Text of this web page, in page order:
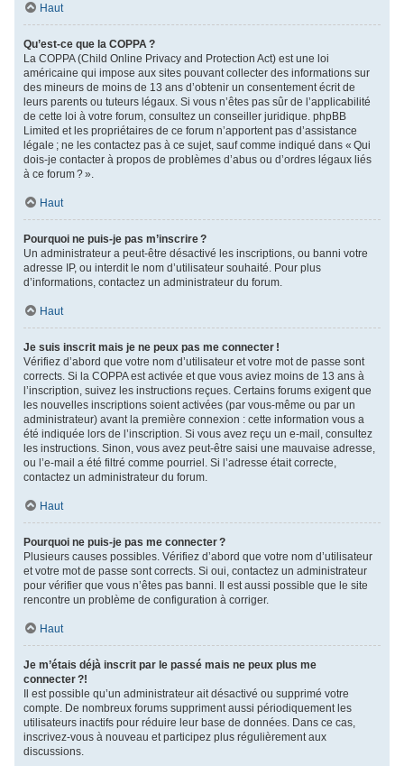
Haut
Qu’est-ce que la COPPA ?
La COPPA (Child Online Privacy and Protection Act) est une loi
américaine qui impose aux sites pouvant collecter des informations sur
des mineurs de moins de 13 ans d’obtenir un consentement écrit de
leurs parents ou tuteurs légaux. Si vous n’êtes pas sûr de l’applicabilité
de cette loi à votre forum, consultez un conseiller juridique. phpBB
Limited et les propriétaires de ce forum n’apportent pas d’assistance
légale ; ne les contactez pas à ce sujet, sauf comme indiqué dans « Qui
dois-je contacter à propos de problèmes d’abus ou d’ordres légaux liés
à ce forum ? ».
Haut
Pourquoi ne puis-je pas m’inscrire ?
Un administrateur a peut-être désactivé les inscriptions, ou banni votre
adresse IP, ou interdit le nom d’utilisateur souhaité. Pour plus
d’informations, contactez un administrateur du forum.
Haut
Je suis inscrit mais je ne peux pas me connecter !
Vérifiez d’abord que votre nom d’utilisateur et votre mot de passe sont
corrects. Si la COPPA est activée et que vous aviez moins de 13 ans à
l’inscription, suivez les instructions reçues. Certains forums exigent que
les nouvelles inscriptions soient activées (par vous-même ou par un
administrateur) avant la première connexion : cette information vous a
été indiquée lors de l’inscription. Si vous avez reçu un e-mail, consultez
les instructions. Sinon, vous avez peut-être saisi une mauvaise adresse,
ou l’e-mail a été filtré comme pourriel. Si l’adresse était correcte,
contactez un administrateur du forum.
Haut
Pourquoi ne puis-je pas me connecter ?
Plusieurs causes possibles. Vérifiez d’abord que votre nom d’utilisateur
et votre mot de passe sont corrects. Si oui, contactez un administrateur
pour vérifier que vous n’êtes pas banni. Il est aussi possible que le site
rencontre un problème de configuration à corriger.
Haut
Je m’étais déjà inscrit par le passé mais ne peux plus me
connecter ?!
Il est possible qu’un administrateur ait désactivé ou supprimé votre
compte. De nombreux forums suppriment aussi périodiquement les
utilisateurs inactifs pour réduire leur base de données. Dans ce cas,
inscrivez-vous à nouveau et participez plus régulièrement aux
discussions.